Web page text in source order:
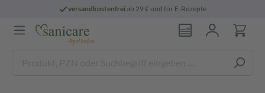
versandkostenfreiab 29 € und für E-Rezepte